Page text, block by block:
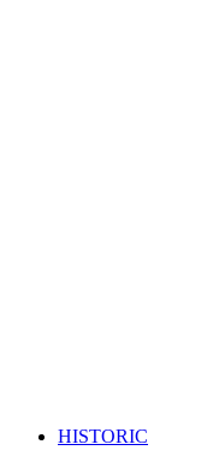
HISTORIC